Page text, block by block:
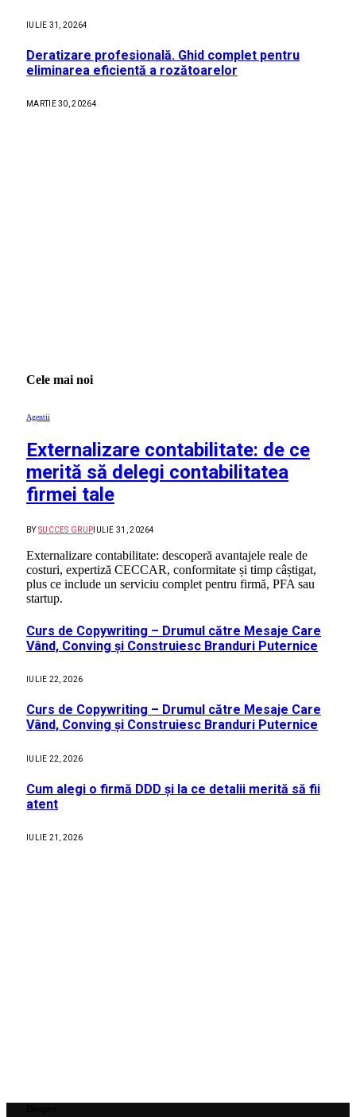
IULIE 31, 20264
Deratizare profesională. Ghid complet pentru
eliminarea eficientă a rozătoarelor
MARTIE 30, 20264
Cele mai noi
Agentii
Externalizare contabilitate: de ce
merită să delegi contabilitatea
firmei tale
BY SUCCES GRUP IULIE 31, 20264
Externalizare contabilitate: descoperă avantajele reale de
costuri, expertiză CECCAR, conformitate și timp câștigat,
plus ce include un serviciu complet pentru firmă, PFA sau
startup.
Curs de Copywriting – Drumul către Mesaje Care
Vând, Conving și Construiesc Branduri Puternice
IULIE 22, 2026
Curs de Copywriting – Drumul către Mesaje Care
Vând, Conving și Construiesc Branduri Puternice
IULIE 22, 2026
Cum alegi o firmă DDD și la ce detalii merită să fii
atent
IULIE 21, 2026